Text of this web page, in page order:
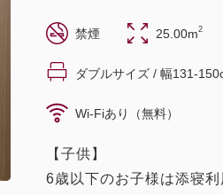
禁煙 25.00m2
ダブルサイズ / 幅131-
Wi-Fiあり（無料）
【子供】
6歳以下のお子様は添寝